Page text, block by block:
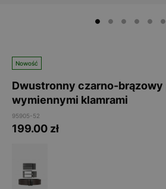
Nowość
Dwustronny czarno-brązowy
wymiennymi klamrami
95905-52
199.00 zł